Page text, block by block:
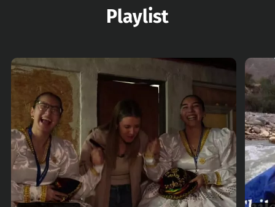
Playlist